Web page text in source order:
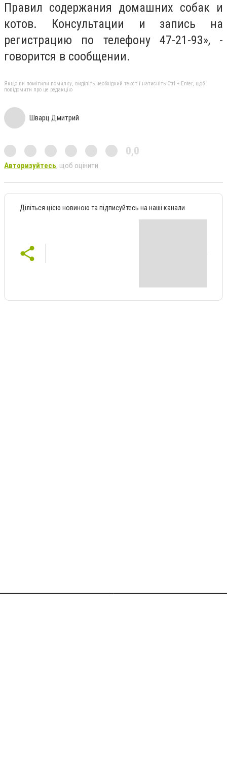
Правил содержания домашних собак и
котов. Консультации и запись на
регистрацию по телефону 47-21-93», -
говорится в сообщении.
Якщо ви помітили помилку, виділіть необхідний текст і натисніть Ctrl + Enter, щоб
повідомити про це редакцію
Шварц Дмитрий
0,0
Авторизуйтесь, щоб оцінити
Діліться цією новиною та підписуйтесь на наші канали